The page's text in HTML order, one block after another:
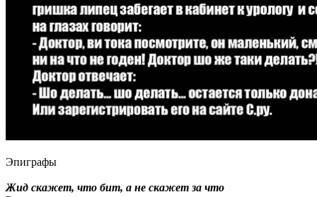
Эпиграфы
Жид скажет, что бит, а не скажет за что